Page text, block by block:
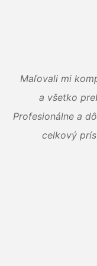
Maľovali mi
a všetko
Profesionálne a
celkový